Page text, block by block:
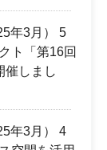
年3月） 5
ト「第16回
催しまし
年3月） 4